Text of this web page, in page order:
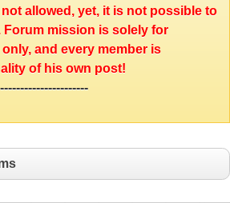
allowed, yet, it is not possible to
Forum mission is solely for
and every member is
of his own post!